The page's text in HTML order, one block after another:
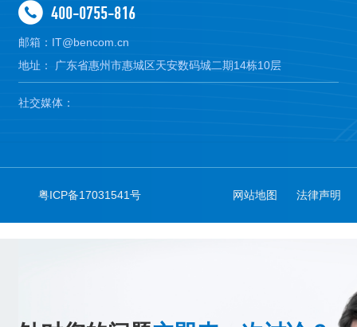
400-0755-816
邮箱：IT@bencom.cn
地址： 广东省惠州市惠城区天安数码城二期14栋10层
社交媒体：
粤ICP备17031541号 网站地图 法律声明